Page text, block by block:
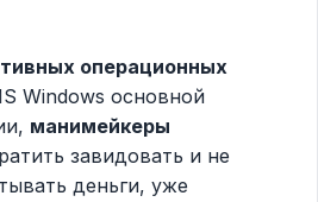
операционных
Windows основной
манимейкеры
завидовать и не
деньги, уже